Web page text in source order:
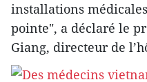
installations
pointe", a déclaré le
Giang, directeur de